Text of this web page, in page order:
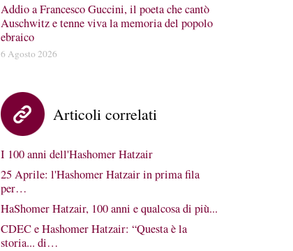
Addio a Francesco Guccini, il poeta che cantò
Auschwitz e tenne viva la memoria del popolo
ebraico
6 Agosto 2026
Articoli correlati
I 100 anni dell'Hashomer Hatzair
25 Aprile: l'Hashomer Hatzair in prima fila
per…
HaShomer Hatzair, 100 anni e qualcosa di più...
CDEC e Hashomer Hatzair: “Questa è la
storia... di…